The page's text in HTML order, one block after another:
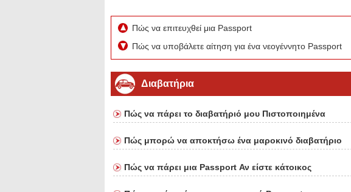
Πώς να επιτευχθεί μια Passport
Πώς να υποβάλετε αίτηση για ένα νεογέννητο Passport
Διαβατήρια
Πώς να πάρει το διαβατήριό μου Πιστοποιημένα
Πώς μπορώ να αποκτήσω ένα μαροκινό διαβατήριο
Πώς να πάρει μια Passport Αν είστε κάτοικος